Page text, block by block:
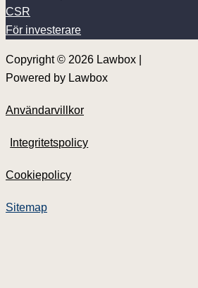
CSR
För investerare
Copyright © 2026 Lawbox |
Powered by Lawbox
Användarvillkor
Integritetspolicy
Cookiepolicy
Sitemap